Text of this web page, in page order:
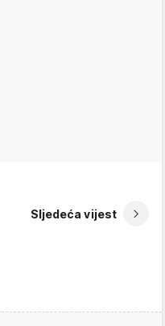
Sljedeća vijest